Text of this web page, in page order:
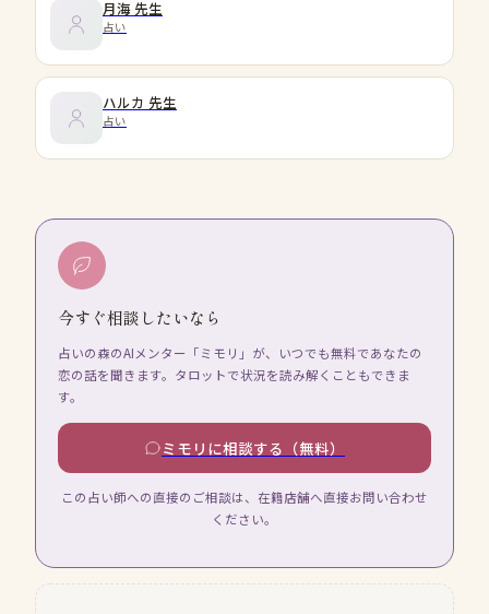
月海 先生
占い
ハルカ 先生
占い
今すぐ相談したいなら
占いの森のAIメンター「ミモリ」が、いつでも無料であなたの
恋の話を聞きます。タロットで状況を読み解くこともできま
す。
ミモリに相談する（無料）
この占い師への直接のご相談は、在籍店舗へ直接お問い合わせ
ください。